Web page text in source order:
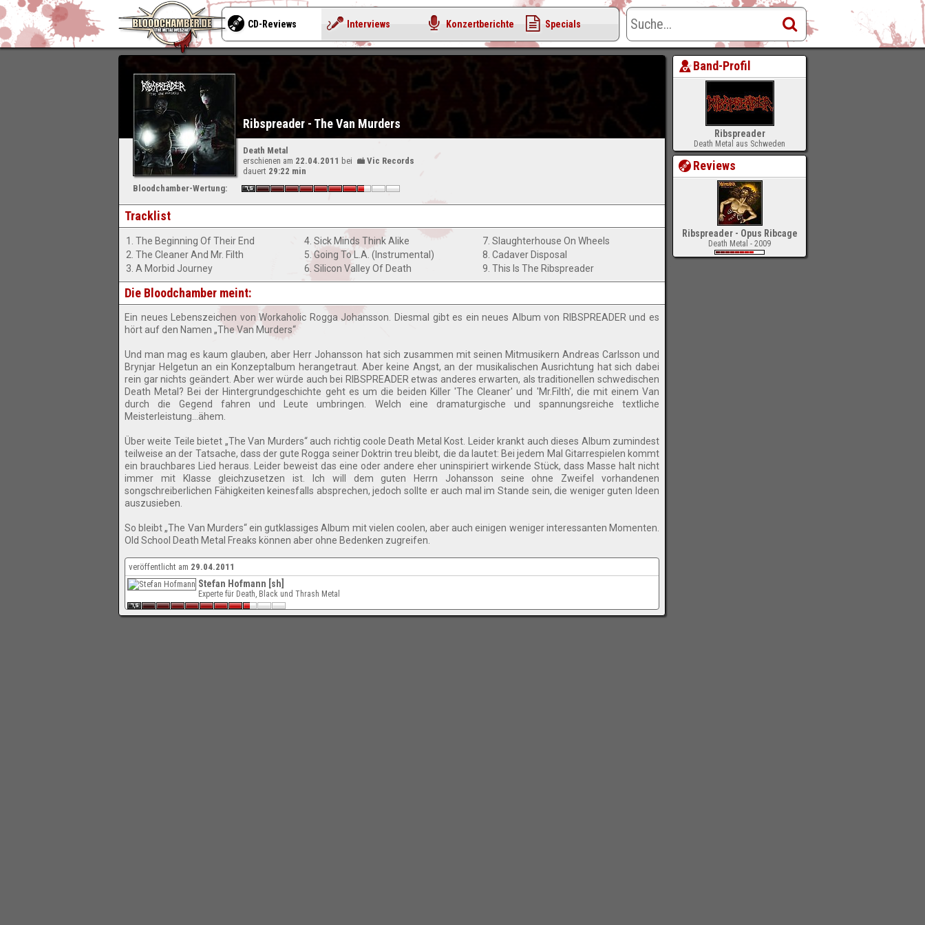
Ribspreader - The Van Murders
Death Metal
erschienen am 22.04.2011 bei
Vic Records
dauert 29:22 min
Bloodchamber-Wertung:
Tracklist
1. The Beginning Of Their End
2. The Cleaner And Mr. Filth
3. A Morbid Journey
4. Sick Minds Think Alike
5. Going To L.A. (Instrumental)
6. Silicon Valley Of Death
7. Slaughterhouse On Wheels
8. Cadaver Disposal
9. This Is The Ribspreader
Die Bloodchamber meint:
Ein neues Lebenszeichen von Workaholic Rogga Johansson. Diesmal gibt es ein neues Album von RIBSPREADER und es
hört auf den Namen „The Van Murders“
Und man mag es kaum glauben, aber Herr Johansson hat sich zusammen mit seinen Mitmusikern Andreas Carlsson und
Brynjar Helgetun an ein Konzeptalbum herangetraut. Aber keine Angst, an der musikalischen Ausrichtung hat sich dabei
rein gar nichts geändert. Aber wer würde auch bei RIBSPREADER etwas anderes erwarten, als traditionellen schwedischen
Death Metal? Bei der Hintergrundgeschichte geht es um die beiden Killer 'The Cleaner' und 'Mr.Filth', die mit einem Van
durch die Gegend fahren und Leute umbringen. Welch eine dramaturgische und spannungsreiche textliche
Meisterleistung…ähem.
Über weite Teile bietet „The Van Murders“ auch richtig coole Death Metal Kost. Leider krankt auch dieses Album zumindest
teilweise an der Tatsache, dass der gute Rogga seiner Doktrin treu bleibt, die da lautet: Bei jedem Mal Gitarrespielen kommt
ein brauchbares Lied heraus. Leider beweist das eine oder andere eher uninspiriert wirkende Stück, dass Masse halt nicht
immer mit Klasse gleichzusetzen ist. Ich will dem guten Herrn Johansson seine ohne Zweifel vorhandenen
songschreiberlichen Fähigkeiten keinesfalls absprechen, jedoch sollte er auch mal im Stande sein, die weniger guten Ideen
auszusieben.
So bleibt „The Van Murders“ ein gutklassiges Album mit vielen coolen, aber auch einigen weniger interessanten Momenten.
Old School Death Metal Freaks können aber ohne Bedenken zugreifen.
veröffentlicht am 29.04.2011
Stefan Hofmann [sh]
Experte für Death, Black und Thrash Metal
Band-Profil
Ribspreader
Death Metal aus Schweden
Reviews
Ribspreader - Opus Ribcage
Death Metal - 2009
CD-Reviews Interviews Konzertberichte Specials